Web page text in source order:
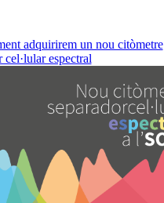
adquirirem un nou citòmetre
cel·lular espectral